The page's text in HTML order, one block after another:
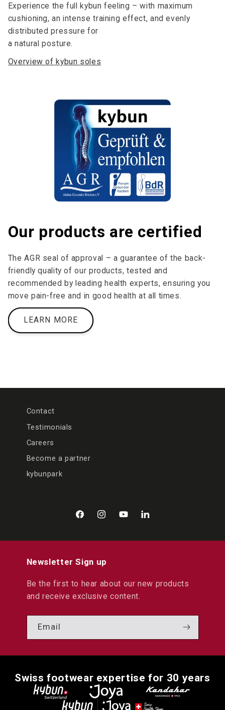
Experience the full kybun feeling – with maximum
cushioning, an intense training effect, and evenly
distributed pressure for
a natural posture.
Overview of kybun soles
Our products are certified
The AGR seal of approval – a guarantee of the back-
friendly quality of our products, tested and
recommended by leading health experts, ensuring you
move pain-free and in good health at all times.
LEARN MORE
Contact
Testimonials
Careers
Become a partner
kybunpark
FacebookInstagramYouTubeLinkedIn
Newsletter Sign up
Be the first to hear about our new products
and receive exclusive content.
Email
Swiss footwear expertise for 30 years